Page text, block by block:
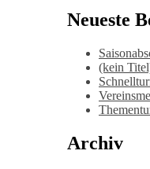
Neueste
(kein
Archiv